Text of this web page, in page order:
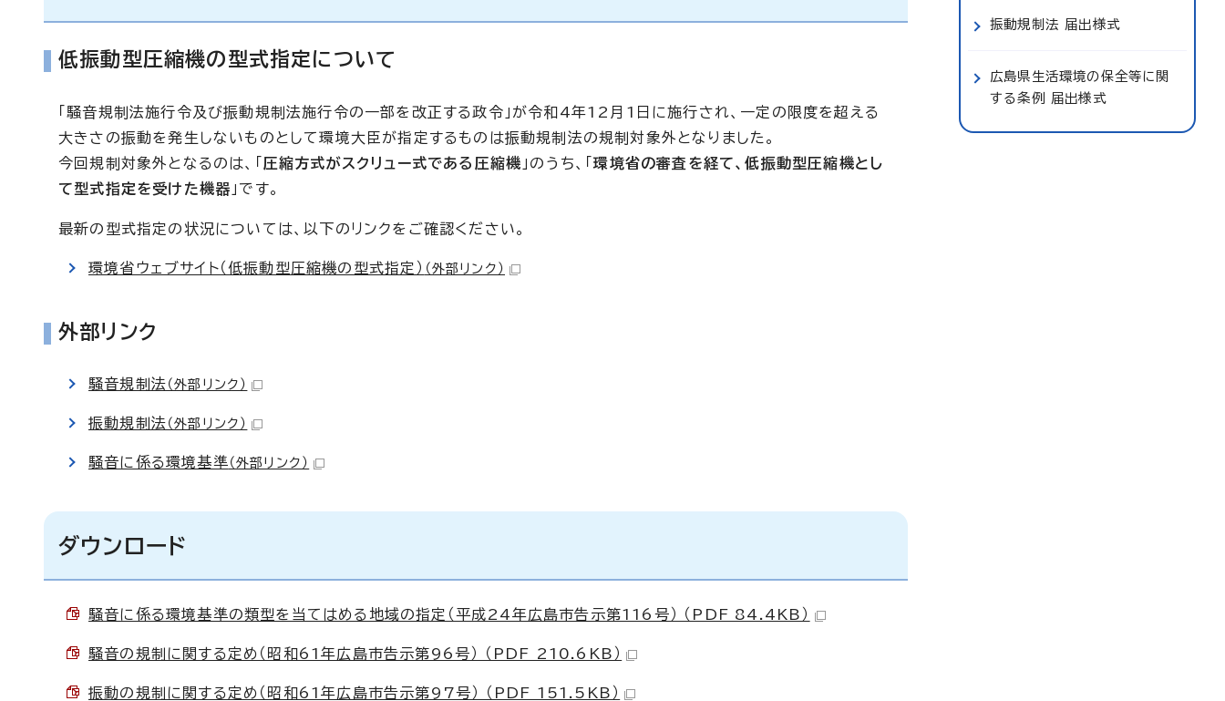
低振動型圧縮機の型式指定について
「騒音規制法施行令及び振動規制法施行令の一部を改正する政令」が令和4年12月1日に施行され、一定の限度を超える
大きさの振動を発生しないものとして環境大臣が指定するものは振動規制法の規制対象外となりました。
今回規制対象外となるのは、「 圧縮方式がスクリュー式である圧縮機 」のうち、「環境省の審査を経て、低振動型圧縮機とし
て型式指定を受けた機器 」です。
最新の型式指定の状況については、以下のリンクをご確認ください。
環境省ウェブサイト（低振動型圧縮機の型式指定） （外部リンク）
外部リンク
騒音規制法 （外部リンク）
振動規制法 （外部リンク）
騒音に係る環境基準 （外部リンク）
ダウンロード
騒音に係る環境基準の類型を当てはめる地域の指定（平成24年広島市告示第116号） （PDF 84.4KB）
騒音の規制に関する定め（昭和61年広島市告示第96号） （PDF 210.6KB）
振動の規制に関する定め（昭和61年広島市告示第97号） （PDF 151.5KB）
振動規制法 届出様式
広島県生活環境の保全等に関
する条例 届出様式